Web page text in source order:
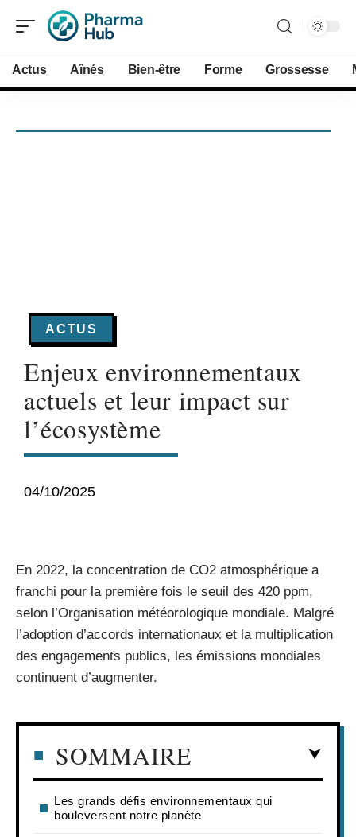
Actus Aînés Bien-être Forme Grossesse
ACTUS
Enjeux environnementaux
actuels et leur impact sur
l’écosystème
04/10/2025
En 2022, la concentration de CO2 atmosphérique a
franchi pour la première fois le seuil des 420 ppm,
selon l’Organisation météorologique mondiale. Malgré
l’adoption d’accords internationaux et la multiplication
des engagements publics, les émissions mondiales
continuent d’augmenter.
SOMMAIRE
Les grands défis environnementaux qui
bouleversent notre planète